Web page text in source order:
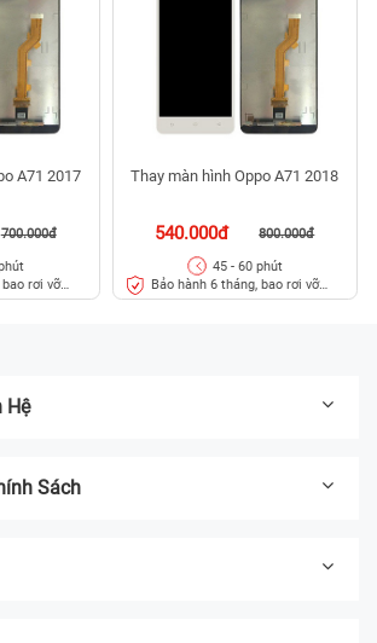
A71 2017
700.000đ
bao rơi vỡ
Thay màn hình Oppo A71 2018
540.000đ 800.000đ
45 - 60 phút
Bảo hành 6 tháng, bao rơi vỡ
kính
Hệ
Sách